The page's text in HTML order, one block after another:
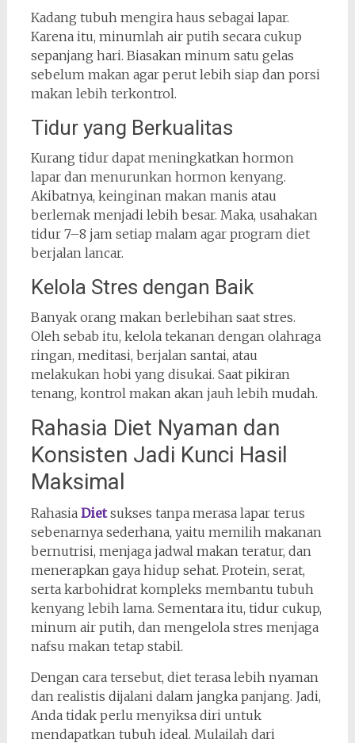
Kadang tubuh mengira haus sebagai lapar.
Karena itu, minumlah air putih secara cukup
sepanjang hari. Biasakan minum satu gelas
sebelum makan agar perut lebih siap dan porsi
makan lebih terkontrol.
Tidur yang Berkualitas
Kurang tidur dapat meningkatkan hormon
lapar dan menurunkan hormon kenyang.
Akibatnya, keinginan makan manis atau
berlemak menjadi lebih besar. Maka, usahakan
tidur 7–8 jam setiap malam agar program diet
berjalan lancar.
Kelola Stres dengan Baik
Banyak orang makan berlebihan saat stres.
Oleh sebab itu, kelola tekanan dengan olahraga
ringan, meditasi, berjalan santai, atau
melakukan hobi yang disukai. Saat pikiran
tenang, kontrol makan akan jauh lebih mudah.
Rahasia Diet Nyaman dan
Konsisten Jadi Kunci Hasil
Maksimal
Rahasia Dietsukses tanpa merasa lapar terus
sebenarnya sederhana, yaitu memilih makanan
bernutrisi, menjaga jadwal makan teratur, dan
menerapkan gaya hidup sehat. Protein, serat,
serta karbohidrat kompleks membantu tubuh
kenyang lebih lama. Sementara itu, tidur cukup,
minum air putih, dan mengelola stres menjaga
nafsu makan tetap stabil.
Dengan cara tersebut, diet terasa lebih nyaman
dan realistis dijalani dalam jangka panjang. Jadi,
Anda tidak perlu menyiksa diri untuk
mendapatkan tubuh ideal. Mulailah dari